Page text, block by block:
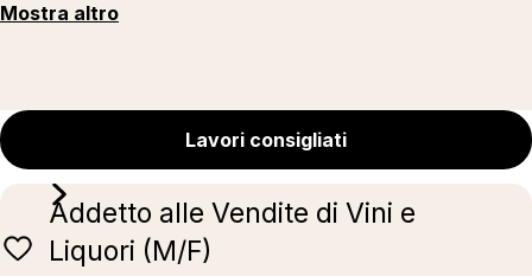
Mostra altro
Lavori consigliati
Addetto alle Vendite di Vini e
Liquori (M/F)